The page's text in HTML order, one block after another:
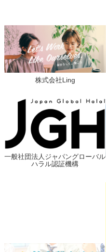
株式会社Ling
一般社団法人ジャパングローバル
ハラル認証機構